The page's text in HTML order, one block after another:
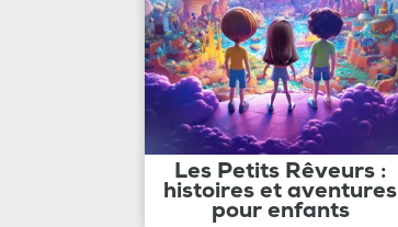
Les Petits Rêveurs :
histoires et aventures
pour enfants